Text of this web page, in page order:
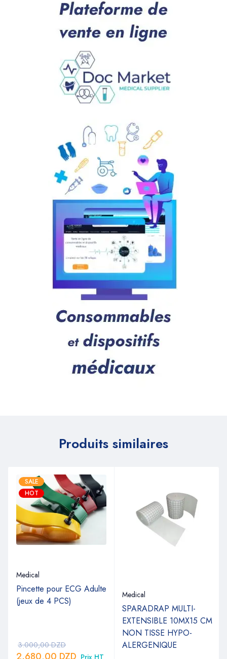
Produits similaires
SALE
HOT
Medical
Pincette pour ECG Adulte
(jeux de 4 PCS)
3.000,00DZD
Medical
SPARADRAP MULTI-
EXTENSIBLE 10MX15 CM
NON TISSE HYPO-
ALERGENIQUE